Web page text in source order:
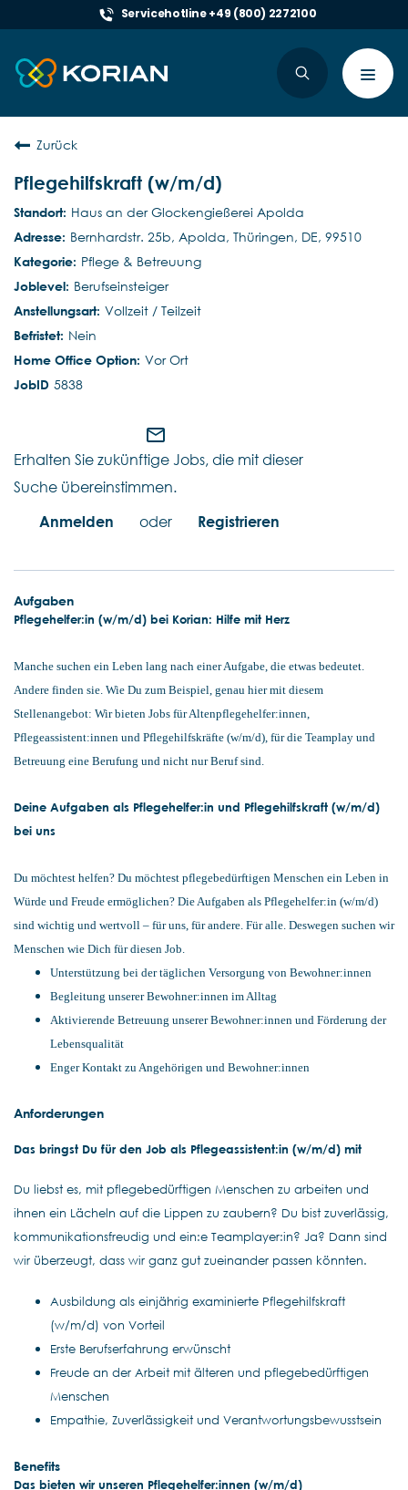
Servicehotline +49 (800) 2272100
Zurück
Pflegehilfskraft (w/m/d)
Haus an der Glockengießerei Apolda
Bernhardstr. 25b, Apolda, Thüringen, DE, 99510
Pflege & Betreuung
Berufseinsteiger
Vollzeit / Teilzeit
Nein
Vor Ort
5838
mail_outline
Erhalten Sie zukünftige Jobs, die mit dieser
Suche übereinstimmen.
Anmelden
oder Registrieren
Aufgaben
Pflegehelfer:in (w/m/d) bei Korian: Hilfe mit Herz
Manche suchen ein Leben lang nach einer Aufgabe, die etwas bedeutet.
Andere finden sie. Wie Du zum Beispiel, genau hier mit diesem
Stellenangebot: Wir bieten Jobs für Altenpflegehelfer:innen,
Pflegeassistent:innen und Pflegehilfskräfte (w/m/d), für die Teamplay und
Betreuung eine Berufung und nicht nur Beruf sind.
Deine Aufgaben als Pflegehelfer:in und Pflegehilfskraft (w/m/d)
bei uns
Du möchtest helfen? Du möchtest pflegebedürftigen Menschen ein Leben in
Würde und Freude ermöglichen? Die Aufgaben als Pflegehelfer:in (w/m/d)
sind wichtig und wertvoll – für uns, für andere. Für alle. Deswegen suchen wir
Menschen wie Dich für diesen Job.
Unterstützung bei der täglichen Versorgung von Bewohner:innen
Begleitung unserer Bewohner:innen im Alltag
Aktivierende Betreuung unserer Bewohner:innen und Förderung der
Lebensqualität
Enger Kontakt zu Angehörigen und Bewohner:innen
Anforderungen
Das bringst Du für den Job als Pflegeassistent:in (w/m/d) mit
Du liebst es, mit pflegebedürftigen Menschen zu arbeiten und
ihnen ein Lächeln auf die Lippen zu zaubern? Du bist zuverlässig,
kommunikationsfreudig und ein:e Teamplayer:in? Ja? Dann sind
wir überzeugt, dass wir ganz gut zueinander passen könnten.
Ausbildung als einjährig examinierte Pflegehilfskraft
(w/m/d) von Vorteil
Erste Berufserfahrung erwünscht
Freude an der Arbeit mit älteren und pflegebedürftigen
Menschen
Empathie, Zuverlässigkeit und Verantwortungsbewusstsein
Benefits
Das bieten wir unseren Pflegehelfer:innen (w/m/d)